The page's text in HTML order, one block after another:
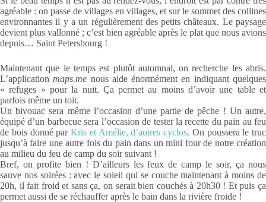
agréable : on passe de villages en villages, et sur le sommet des collines
environnantes il y a un régulièrement des petits châteaux. Le paysage
devient plus vallonné ; c’est bien agréable après le plat que nous avions
depuis… Saint Petersbourg !
Maintenant que le temps est plutôt automnal, on recherche les abris.
L’applicationmaps.me nous aide énormément en indiquant quelques
« refuges » pour la nuit. Ça permet au moins d’avoir une table et
parfois même un toit.
Un bivouac sera même l’occasion d’une partie de pêche ! Un autre,
équipé d’un barbecue sera l’occasion de tester la recette du pain au feu
de bois donné par Kris et Amélie, d’autres cyclos. On poussera le truc
jusqu’à faire une autre fois du pain dans un mini four de notre création
au milieu du feu de camp du soir suivant !
Bref, on profite bien ! D’ailleurs les feux de camp le soir, ça nous
sauve nos soirées : avec le soleil qui se couche maintenant à moins de
20h, il fait froid et sans ça, on serait bien couchés à 20h30 ! Et puis ça
permet aussi de se réchauffer après le bain dans la rivière froide !